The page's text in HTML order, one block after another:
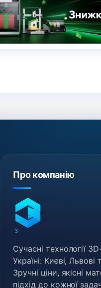
Про компанію
3
Сучасні технології
Україні: Києві, Львові
Зручні ціни, якісні
підхід до кожної